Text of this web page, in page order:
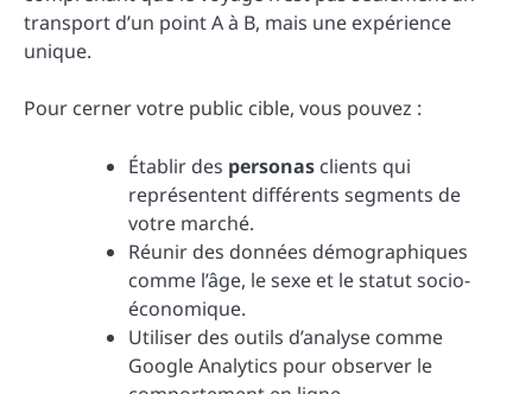
transport d’un point A à B, mais une expérience
unique.
Pour cerner votre public cible, vous pouvez :
Établir des personas clients qui
représentent différents segments de
votre marché.
Réunir des données démographiques
comme l’âge, le sexe et le statut socio-
économique.
Utiliser des outils d’analyse comme
Google Analytics pour observer le